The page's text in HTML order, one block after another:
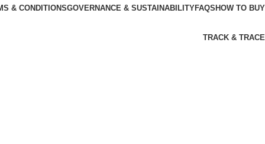
& CONDITIONSGOVERNANCE & SUSTAINABILITYFAQS HOW TO BUY
TRACK & TRACE